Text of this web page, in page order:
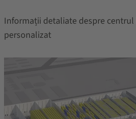
Informații detaliate despre
personalizat